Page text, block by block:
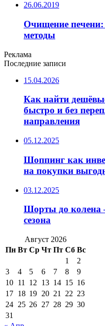
26.06.2019
Очищение
методы
Реклама
Последние записи
15.04.2026
Как найти
быстро и без
направления
05.12.2025
Шоппинг как
на покупки
03.12.2025
Шорты до колена
сезона
Август 2026
Пн Вт Ср Чт Пт Сб Вс
1
2
3
4 5 6 7 8
9
10 11 12 13 14 15 16
17 18 19 20 21 22 23
24 25 26 27 28 29 30
31